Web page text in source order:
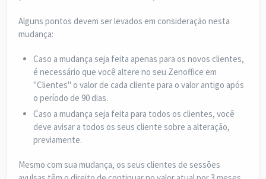
Alguns pontos devem ser levados em consideração nesta
mudança:
Caso a mudança seja feita apenas para os novos clientes,
é necessário que você altere no seu Zenoffice em
"Clientes" o valor de cada cliente para o valor antigo após
o período de 90 dias.
Caso a mudança seja feita para todos os clientes, você
deve avisar a todos os seus cliente sobre a alteração,
previamente.
Mesmo com sua mudança, os seus clientes de sessões